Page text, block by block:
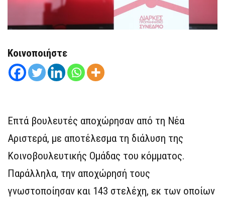
Κοινοποιήστε
Επτά βουλευτές αποχώρησαν από τη Νέα
Αριστερά, με αποτέλεσμα τη διάλυση της
Κοινοβουλευτικής Ομάδας του κόμματος.
Παράλληλα, την αποχώρησή τους
γνωστοποίησαν και 143 στελέχη, εκ των οποίων